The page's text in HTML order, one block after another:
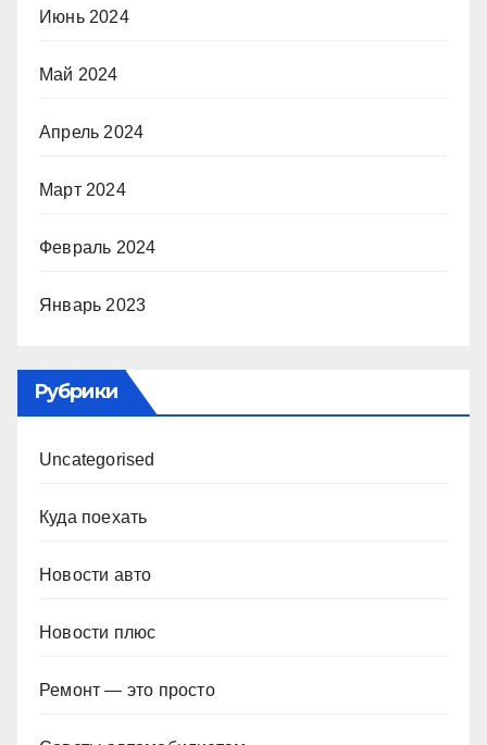
Июнь 2024
Май 2024
Апрель 2024
Март 2024
Февраль 2024
Январь 2023
Рубрики
Uncategorised
Куда поехать
Новости авто
Новости плюс
Ремонт — это просто